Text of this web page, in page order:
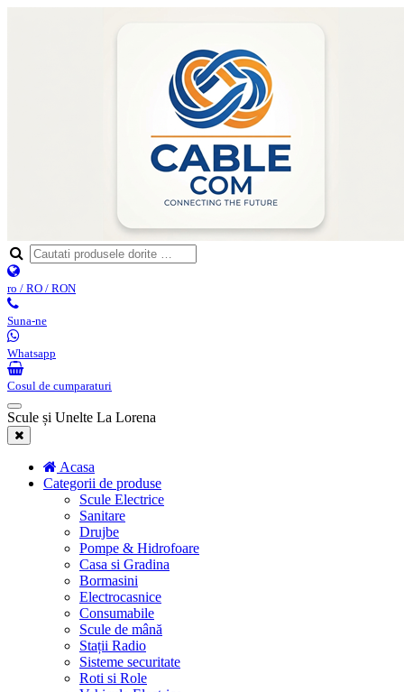
ro / RO / RON
Suna-ne
Whatsapp
Cosul de cumparaturi
Scule și Unelte La Lorena
Acasa
Categorii de produse
Scule Electrice
Sanitare
Drujbe
Pompe & Hidrofoare
Casa si Gradina
Bormasini
Electrocasnice
Consumabile
Scule de mână
Stații Radio
Sisteme securitate
Roti si Role